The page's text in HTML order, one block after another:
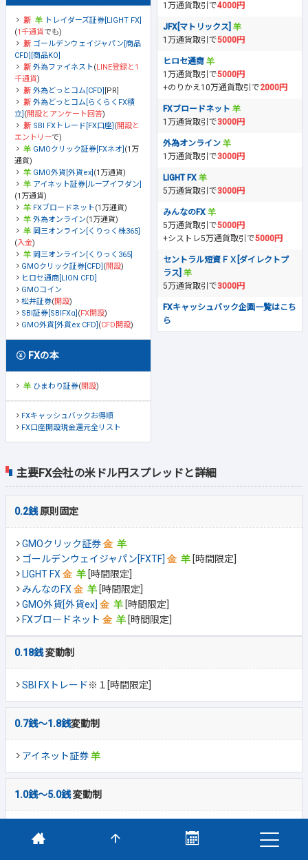
主要FX会社の米ドル円スプレッドと詳細
0.2銭原則固定
GMOクリック証券
ゴールデンウェイジャパン[FXTF]
[時間限定]
LIGHT FX
[時間限定]
みんなのFX
[時間限定]
GMO外貨[外貨ex]
[時間限定]
FXブロードネット
[時間限定]
0.18銭変動制
SBI FXトレード※１[時間限定]
0.7銭～1.8銭変動制
アイネット証券
1.0銭～5.0銭変動制
トレイダーズ証券[LIGHT FX]
(1千通貨でも)
ゴールデンウェイジャパン[商品
CFD][商品KO]
外為ファイネスト(LINE登録と1
千通貨)
外為どっとコム[CFD] [PR]
外為どっとコム[らくらくFX積
立] (開設とアンケート回答)
SBI FXトレード[FX口座] (開設と
エントリーで)
GMOクリック証券[FXネオ] (1万
通貨)
GMO外貨[外貨ex] (1万通貨)
アイネット証券[ループイフダン]
(1万通貨)
FXブロードネット(1万通貨)
外為オンライン(1万通貨)
岡三オンライン[くりっく株365]
(入金)
岡三オンライン[くりっく365]
GMOクリック証券[CFD] (開設)
ヒロセ通商[LION CFD]
GMOコイン
松井証券(開設)
SBI証券[SBIFXα] (FX開設)
GMO外貨[外貨ex CFD] (CFD開設)
FXの本
ひまわり証券(開設)
FXキャッシュバックお得順
FX口座開設現金還元全リスト
1万通貨取引で4000円
JFX[マトリックス]
1万通貨取引で5000円
ヒロセ通商
1万通貨取引で5000円
+のりかえ10万通貨取引で2000円
FXブロードネット
1万通貨取引で3000円
外為オンライン
1万通貨取引で3000円
LIGHT FX
5万通貨取引で3000円
みんなのFX
5万通貨取引で5000円
+シストレ5万通貨取引で5000円
セントラル短資ＦＸ[ダイレクトプ
ラス]
5万通貨取引で3000円
FXキャッシュバック企画一覧はこち
ら